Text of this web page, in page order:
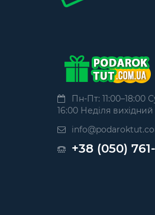
Пн-Пт: 11:00–18:00
16:00 Неділя вихідний
+38 (050)